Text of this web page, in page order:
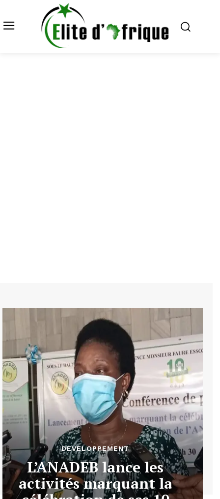
DEVELOPPEMENT
L’ANADEB lance les
activités marquant la